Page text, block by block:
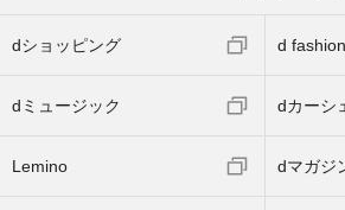
dショッピング d fashion
dミュージック dカーシ
Lemino dマガジ